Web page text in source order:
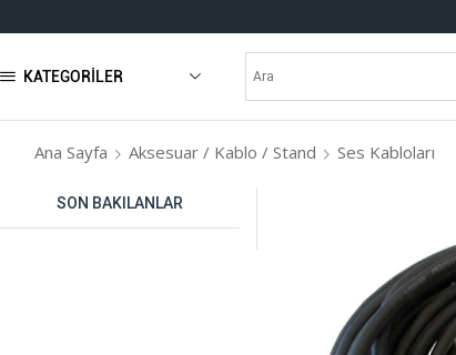
KATEGORILER
Ana Sayfa Aksesuar / Kablo / Stand Ses Kabloları
SON BAKILANLAR